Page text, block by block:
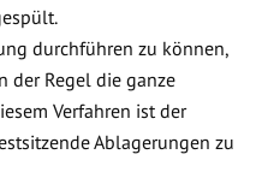
durchführen zu können,
der Regel die ganze
Verfahren ist der
Ablagerungen zu